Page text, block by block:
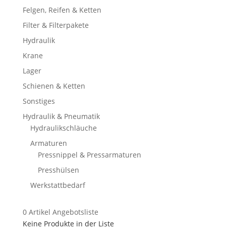
Felgen, Reifen & Ketten
Filter & Filterpakete
Hydraulik
Krane
Lager
Schienen & Ketten
Sonstiges
Hydraulik & Pneumatik
Hydraulikschläuche
Armaturen
Pressnippel & Pressarmaturen
Presshülsen
Werkstattbedarf
0Artikel Angebotsliste
Keine Produkte in der Liste